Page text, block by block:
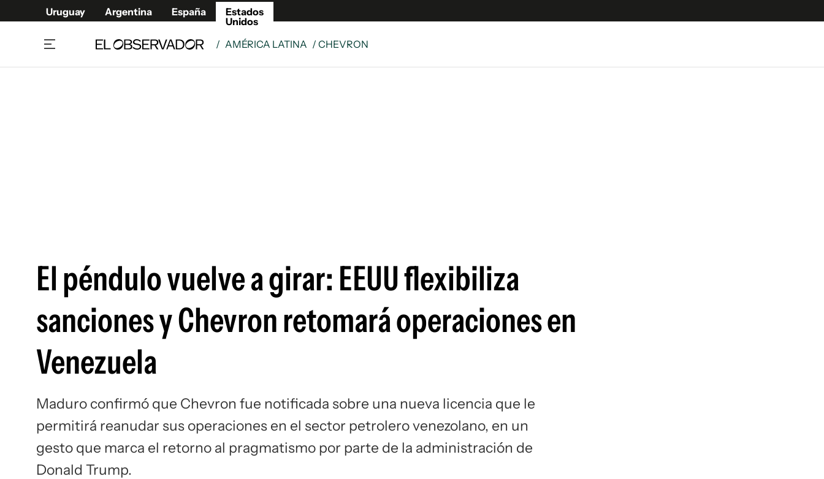
Uruguay Argentina España
Estados
Unidos
/ AMÉRICA LATINA / CHEVRON
El péndulo vuelve a girar: EEUU flexibiliza
sanciones y Chevron retomará operaciones en
Venezuela
Maduro confirmó que Chevron fue notificada sobre una nueva licencia que le
permitirá reanudar sus operaciones en el sector petrolero venezolano, en un
gesto que marca el retorno al pragmatismo por parte de la administración de
Donald Trump.